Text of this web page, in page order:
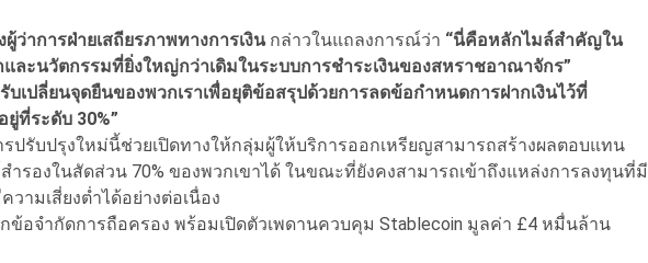
ผู้ว่าการฝ่ายเสถียรภาพทางการเงิน กล่าวในแถลงการณ์ว่า “นี่คือหลักไมล์สำคัญใน
และนวัตกรรมที่ยิ่งใหญ่กว่าเดิมในระบบการชำระเงินของสหราชอาณาจักร”
บเปลี่ยนจุดยืนของพวกเราเพื่อยุติข้อสรุปด้วยการลดข้อกำหนดการฝากเงินไว้ที่
ที่ระดับ 30%”
รปรับปรุงใหม่นี้ช่วยเปิดทางให้กลุ่มผู้ให้บริการออกเหรียญสามารถสร้างผลตอบแทน
ำรองในสัดส่วน 70% ของพวกเขาได้ ในขณะที่ยังคงสามารถเข้าถึงแหล่งการลงทุนที่มี
ามเสี่ยงต่ำได้อย่างต่อเนื่อง
ข้อจำกัดการถือครอง พร้อมเปิดตัวเพดานควบคุม Stablecoin มูลค่า £4 หมื่นล้าน